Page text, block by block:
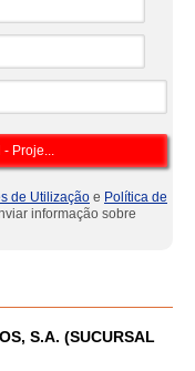
de Utilização e Política de
informação sobre
S.A. (SUCURSAL